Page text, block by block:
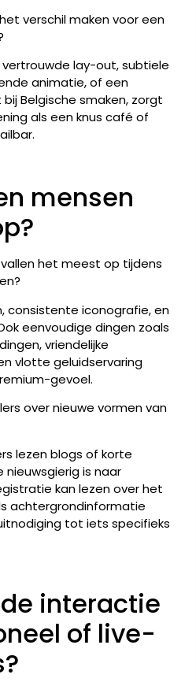
verschil maken voor een
vertrouwde lay-out, subtiele
animatie, of een
Belgische smaken, zorgt
als een knus café of
mensen
het meest op tijdens
consistente iconografie, en
eenvoudige dingen zoals
vriendelijke
vlotte geluidservaring
gevoel.
over nieuwe vormen van
lezen blogs of korte
nieuwsgierig is naar
kan lezen over het
achtergrondinformatie
tot iets specifieks
interactie
of live-